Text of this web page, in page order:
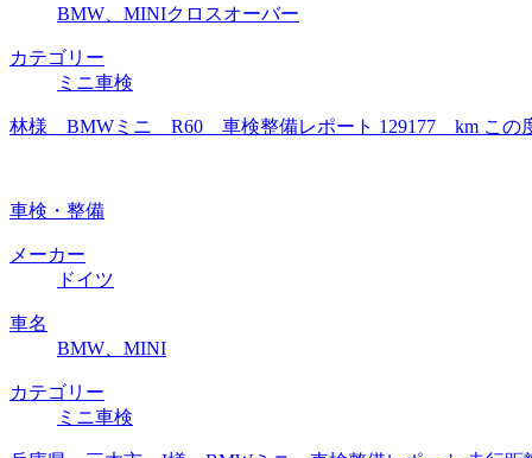
BMW、MINIクロスオーバー
カテゴリー
ミニ車検
林様 BMWミニ R60 車検整備レポート 129177 km この度
車検・整備
メーカー
ドイツ
車名
BMW、MINI
カテゴリー
ミニ車検